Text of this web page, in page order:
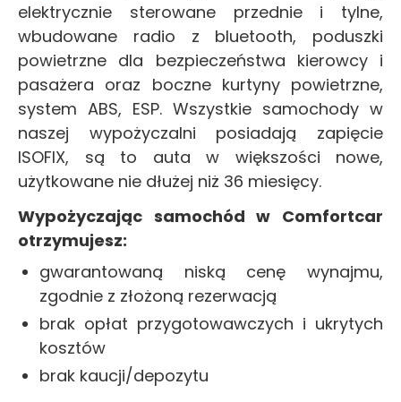
elektrycznie sterowane przednie i tylne,
wbudowane radio z bluetooth, poduszki
powietrzne dla bezpieczeństwa kierowcy i
pasażera oraz boczne kurtyny powietrzne,
system ABS, ESP. Wszystkie samochody w
naszej wypożyczalni posiadają zapięcie
ISOFIX, są to auta w większości nowe,
użytkowane nie dłużej niż 36 miesięcy.
Wypożyczając samochód w Comfortcar
otrzymujesz:
gwarantowaną niską cenę wynajmu,
zgodnie z złożoną rezerwacją
brak opłat przygotowawczych i ukrytych
kosztów
brak kaucji/depozytu